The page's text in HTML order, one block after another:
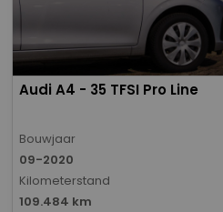
Audi A4 - 35 TFSI Pro Line
Bouwjaar
09-2020
Kilometerstand
109.484 km